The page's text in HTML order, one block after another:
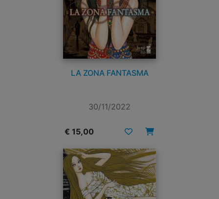
LA ZONA FANTASMA
30/11/2022
€ 15,00